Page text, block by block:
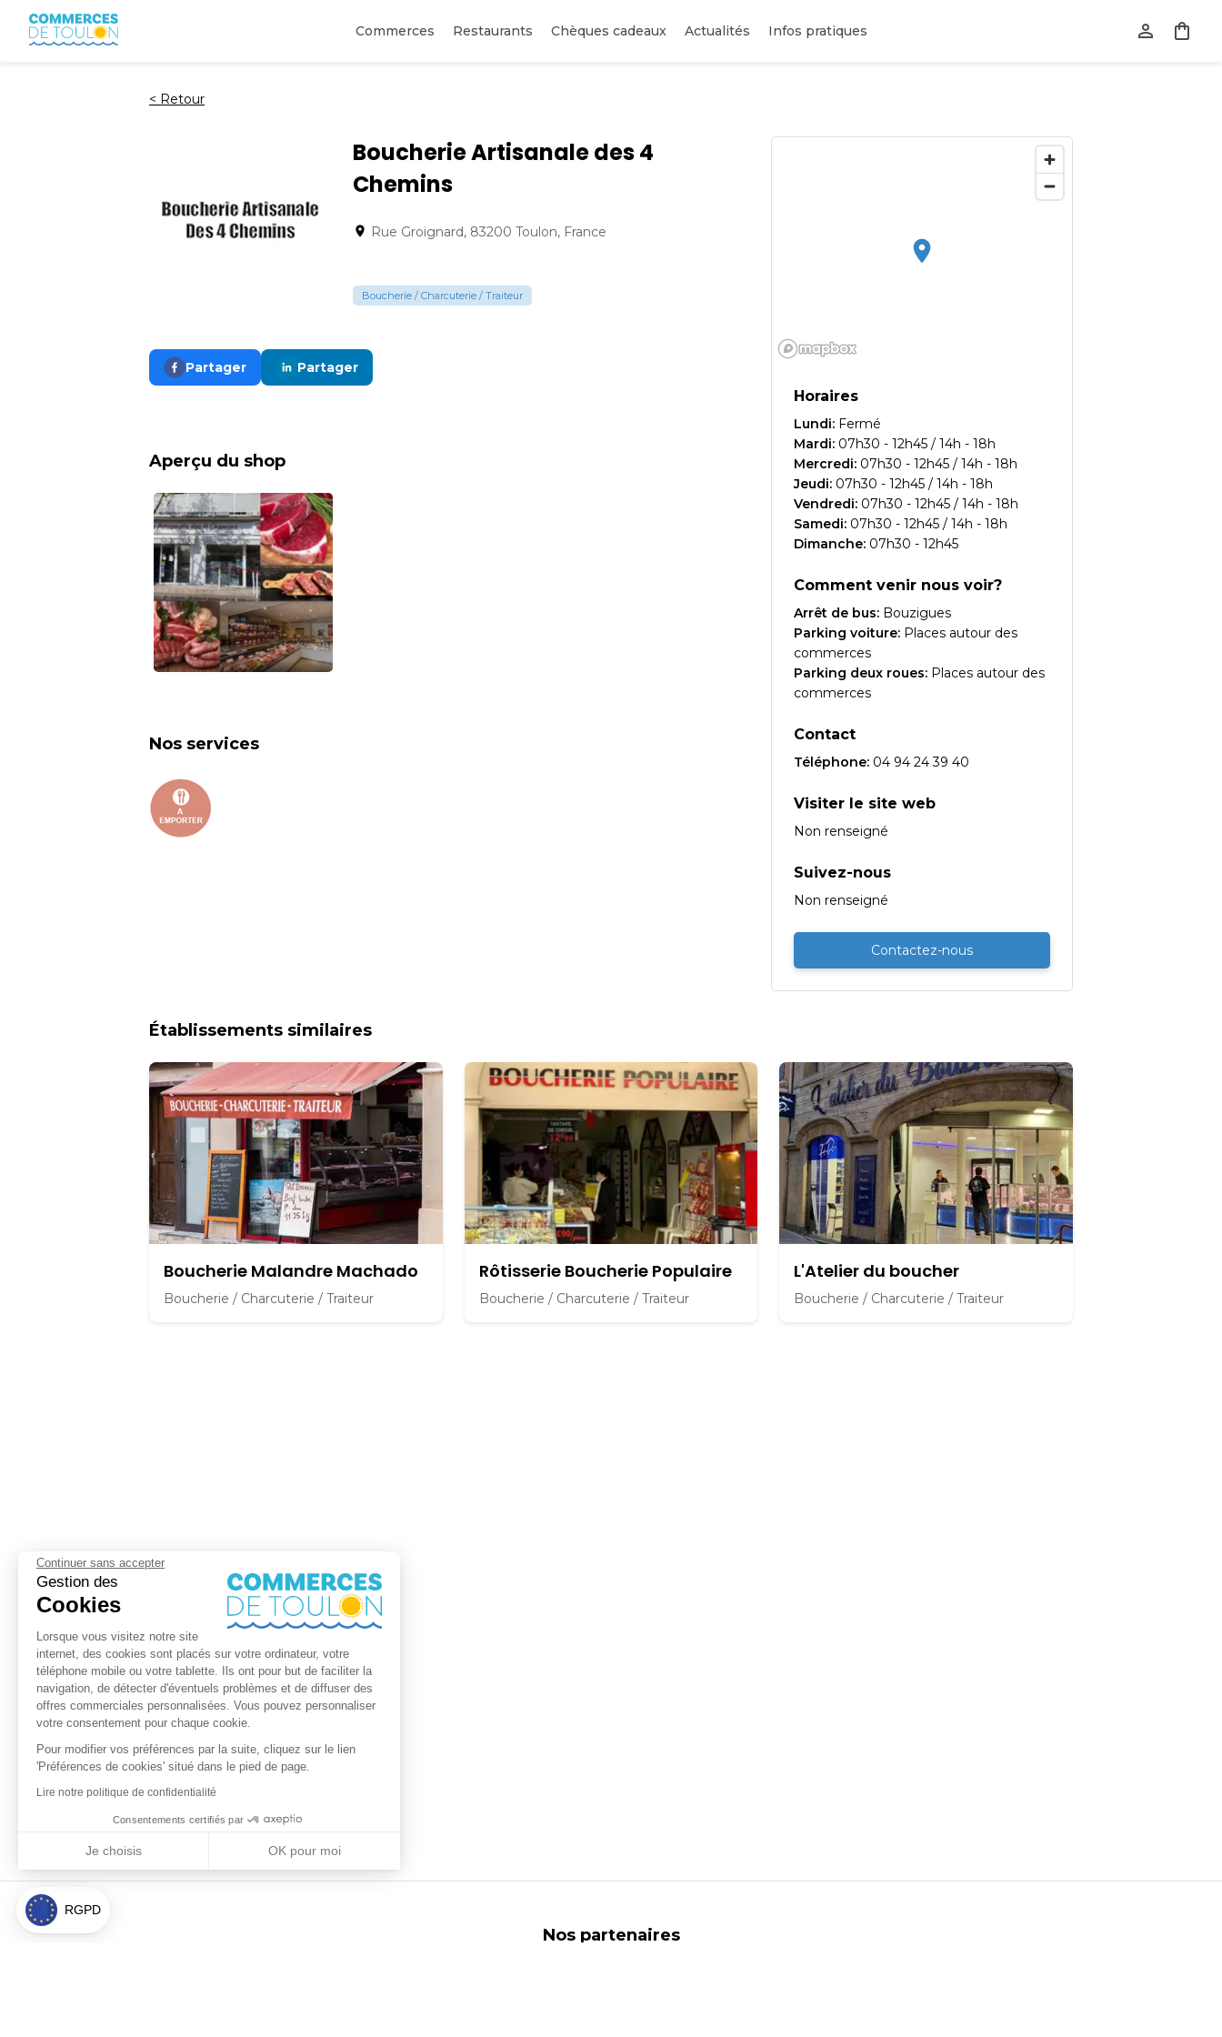
Continuer sans accepter
Gestion des
Cookies
Lorsque vous visitez notre site
internet, des cookies sont placés sur votre ordinateur, votre
téléphone mobile ou votre tablette. Ils ont pour but de faciliter la
navigation, de détecter d'éventuels problèmes et de diffuser des
offres commerciales personnalisées. Vous pouvez personnaliser
votre consentement pour chaque cookie.
Pour modifier vos préférences par la suite, cliquez sur le lien
'Préférences de cookies' situé dans le pied de page.
Lire notre politique de confidentialité
Consentements certifiés par
Je choisis
OK pour moi
Axeptio consent
Plateforme de Gestion du Consentement : Personnalisez vos Options
Notre plateforme vous permet d'adapter et de gérer vos paramètres de confidentialité, en garantissant la conformité avec les réglementations. Personnalisez vos préférences pour contrôler la manière dont
RGPD
Commerces Restaurants Chèques cadeaux Actualités Infos pratiques
< Retour
Boucherie Artisanale des 4
Chemins
Rue Groignard, 83200 Toulon, France
Boucherie / Charcuterie / Traiteur
Partager Partager
Aperçu du shop
Nos services
Horaires
Lundi: Fermé
Mardi: 07h30 - 12h45 / 14h - 18h
Mercredi: 07h30 - 12h45 / 14h - 18h
Jeudi: 07h30 - 12h45 / 14h - 18h
Vendredi: 07h30 - 12h45 / 14h - 18h
Samedi: 07h30 - 12h45 / 14h - 18h
Dimanche: 07h30 - 12h45
Comment venir nous voir?
Arrêt de bus: Bouzigues
Parking voiture: Places autour des
commerces
Parking deux roues: Places autour des
commerces
Contact
Téléphone: 04 94 24 39 40
Visiter le site web
Non renseigné
Suivez-nous
Non renseigné
Contactez-nous
Établissements similaires
Boucherie Malandre Machado
Boucherie / Charcuterie / Traiteur
Rôtisserie Boucherie Populaire
Boucherie / Charcuterie / Traiteur
L'Atelier du boucher
Boucherie / Charcuterie / Traiteur
Nos partenaires